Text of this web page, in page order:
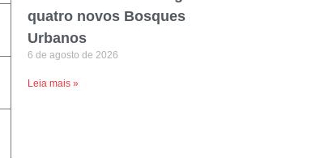
quatro novos Bosques
Urbanos
6 de agosto de 2026
Leia mais »